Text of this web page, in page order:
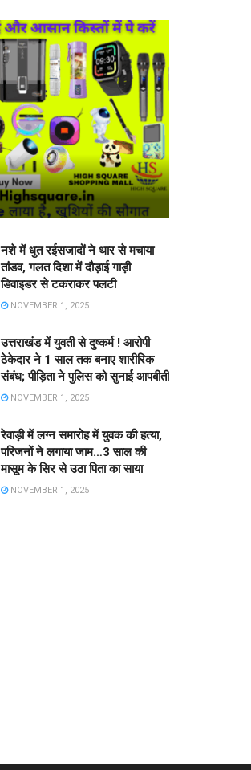
नशे में धुत रईसजादों ने थार से मचाया
तांडव, गलत दिशा में दौड़ाई गाड़ी
डिवाइडर से टकराकर पलटी
NOVEMBER 1, 2025
उत्तराखंड में युवती से दुष्कर्म ! आरोपी
ठेकेदार ने 1 साल तक बनाए शारीरिक
संबंध; पीड़िता ने पुलिस को सुनाई आपबीती
NOVEMBER 1, 2025
रेवाड़ी में लग्न समारोह में युवक की हत्या,
परिजनों ने लगाया जाम…3 साल की
मासूम के सिर से उठा पिता का साया
NOVEMBER 1, 2025